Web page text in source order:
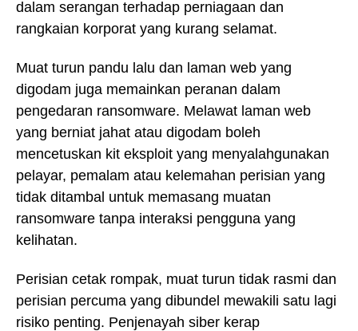
dalam serangan terhadap perniagaan dan
rangkaian korporat yang kurang selamat.
Muat turun pandu lalu dan laman web yang
digodam juga memainkan peranan dalam
pengedaran ransomware. Melawat laman web
yang berniat jahat atau digodam boleh
mencetuskan kit eksploit yang menyalahgunakan
pelayar, pemalam atau kelemahan perisian yang
tidak ditambal untuk memasang muatan
ransomware tanpa interaksi pengguna yang
kelihatan.
Perisian cetak rompak, muat turun tidak rasmi dan
perisian percuma yang dibundel mewakili satu lagi
risiko penting. Penjenayah siber kerap